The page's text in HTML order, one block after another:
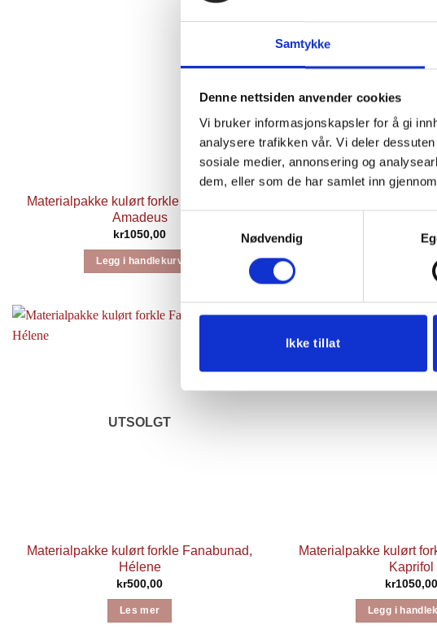
Samtykke
Denne nettsiden anvender cookies
Vi bruker informasjonskapsler for å gi
analysere trafikken vår. Vi deler
sosiale medier, annonsering og
dem, eller som de har samlet inn
Nødvendig
Ikke tillat
Materialpakke kulørt forkle Fanabunad,
Amadeus
kr1050,00
Legg i handlekurv
1050,00
Legg i
UTSOLGT
Materialpakke kulørt forkle Fanabunad,
Hélene
kr500,00
Les mer
Materialpakke kulørt
Kaprifol
kr1050,00
Legg i